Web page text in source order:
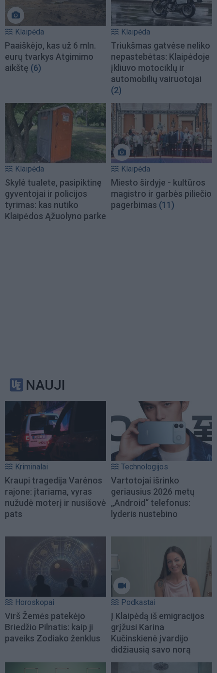
Klaipėda
Paaiškėjo, kas už 6 mln.
eurų tvarkys Atgimimo
aikštę (6)
Klaipėda
Triukšmas gatvėse neliko
nepastebėtas: Klaipėdoje
įkliuvo motociklų ir
automobilių vairuotojai
(2)
Klaipėda
Skylė tualete, pasipiktinę
gyventojai ir policijos
tyrimas: kas nutiko
Klaipėdos Ąžuolyno parke
Klaipėda
Miesto širdyje - kultūros
magistro ir garbės piliečio
pagerbimas (11)
NAUJI
Kriminalai
Kraupi tragedija Varėnos
rajone: įtariama, vyras
nužudė moterį ir nusišovė
pats
Technologijos
Vartotojai išrinko
geriausius 2026 metų
„Android“ telefonus:
lyderis nustebino
Horoskopai
Virš Žemės patekėjo
Briedžio Pilnatis: kaip ji
paveiks Zodiako ženklus
Podkastai
Į Klaipėdą iš emigracijos
grįžusi Karina
Kučinskienė įvardijo
didžiausią savo norą